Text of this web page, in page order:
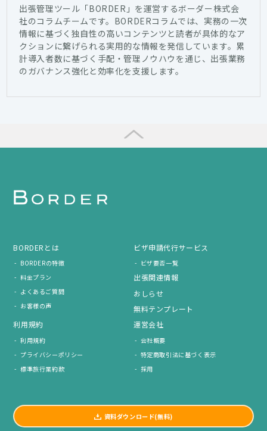
出張管理ツール「BORDER」を運営するボーダー株式会
社のコラムチームです。BORDERコラムでは、実務の一次
情報に基づく独自性の高いコンテンツと読者が具体的なア
クションに繋げられる実用的な情報を発信しています。累
計導入者数に基づく手配・管理ノウハウを通じ、出張業務
のガバナンス強化と効率化を支援します。
BORDERとは
BORDERの特徴
料金プラン
よくあるご質問
お客様の声
ビザ申請代行サービス
ビザ要否一覧
出張関連情報
おしらせ
無料テンプレート
利用規約
利用規約
プライバシーポリシー
標準旅行業約款
運営会社
会社概要
特定商取引法に基づく表示
採用
資料ダウンロード(無料)